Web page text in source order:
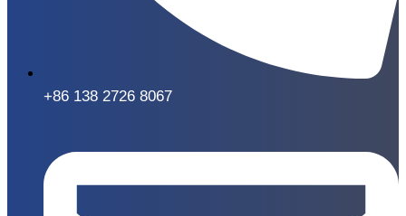
+86 138 2726 8067